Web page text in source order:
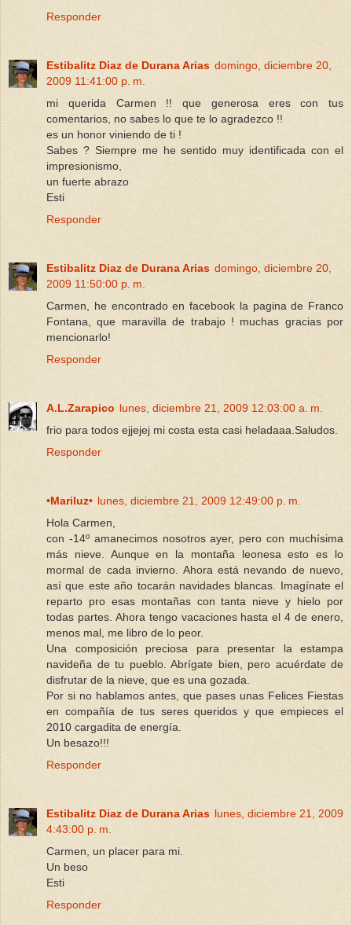
Responder
Estibalitz Diaz de Durana Arias domingo, diciembre 20,
2009 11:41:00 p. m.
mi querida Carmen !! que generosa eres con tus
comentarios, no sabes lo que te lo agradezco !!
es un honor viniendo de ti !
Sabes ? Siempre me he sentido muy identificada con el
impresionismo,
un fuerte abrazo
Esti
Responder
Estibalitz Diaz de Durana Arias domingo, diciembre 20,
2009 11:50:00 p. m.
Carmen, he encontrado en facebook la pagina de Franco
Fontana, que maravilla de trabajo ! muchas gracias por
mencionarlo!
Responder
A.L.Zarapico lunes, diciembre 21, 2009 12:03:00 a. m.
frio para todos ejjejej mi costa esta casi heladaaa.Saludos.
Responder
•Mariluz• lunes, diciembre 21, 2009 12:49:00 p. m.
Hola Carmen,
con -14º amanecimos nosotros ayer, pero con muchísima
más nieve. Aunque en la montaña leonesa esto es lo
mormal de cada invierno. Ahora está nevando de nuevo,
así que este año tocarán navidades blancas. Imagínate el
reparto pro esas montañas con tanta nieve y hielo por
todas partes. Ahora tengo vacaciones hasta el 4 de enero,
menos mal, me libro de lo peor.
Una composición preciosa para presentar la estampa
navideña de tu pueblo. Abrígate bien, pero acuérdate de
disfrutar de la nieve, que es una gozada.
Por si no hablamos antes, que pases unas Felices Fiestas
en compañía de tus seres queridos y que empieces el
2010 cargadita de energía.
Un besazo!!!
Responder
Estibalitz Diaz de Durana Arias lunes, diciembre 21, 2009
4:43:00 p. m.
Carmen, un placer para mi.
Un beso
Esti
Responder